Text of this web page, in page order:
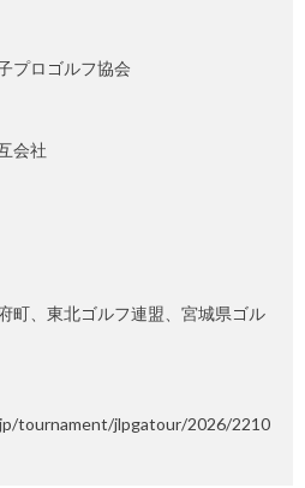
プロゴルフ協会
会社
町、東北ゴルフ連盟、宮城県ゴル
tournament/jlpgatour/2026/2210